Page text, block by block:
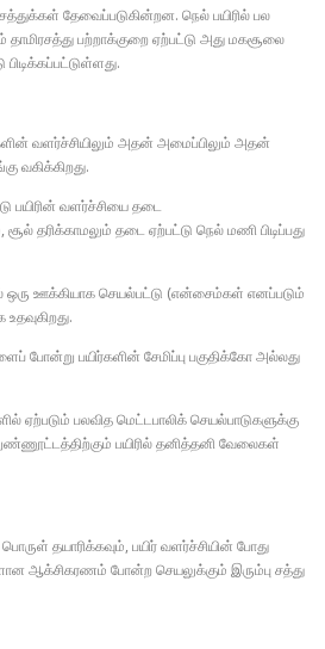
தேவைப்படுகின்றன. நெல் பயிரில் பல
பற்றாக்குறை ஏற்பட்டு அது மகசூலை
வளர்ச்சியிலும் அதன் அமைப்பிலும் அதன்
வகிக்கிறது.
பயிரின் வளர்ச்சியை தடை
தரிக்காமலும் தடை ஏற்பட்டு நெல் மணி பிடிப்பது
ஒரு ஊக்கியாக செயல்பட்டு (என்சைம்கள் எனப்படும்
போன்று பயிர்களின் சேமிப்பு பகுதிக்கோ அல்லது
ஏற்படும் பலவித மெட்டபாலிக் செயல்பாடுகளுக்கு
பயிரில் தனித்தனி வேலைகள்
தயாரிக்கவும், பயிர் வளர்ச்சியின் போது
ஆக்சிகரணம் போன்ற செயலுக்கும் இரும்பு சத்து